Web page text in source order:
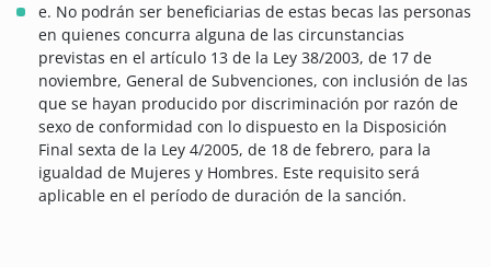
e. No podrán ser beneficiarias de estas becas las personas
en quienes concurra alguna de las circunstancias
previstas en el artículo 13 de la Ley 38/2003, de 17 de
noviembre, General de Subvenciones, con inclusión de las
que se hayan producido por discriminación por razón de
sexo de conformidad con lo dispuesto en la Disposición
Final sexta de la Ley 4/2005, de 18 de febrero, para la
igualdad de Mujeres y Hombres. Este requisito será
aplicable en el período de duración de la sanción.